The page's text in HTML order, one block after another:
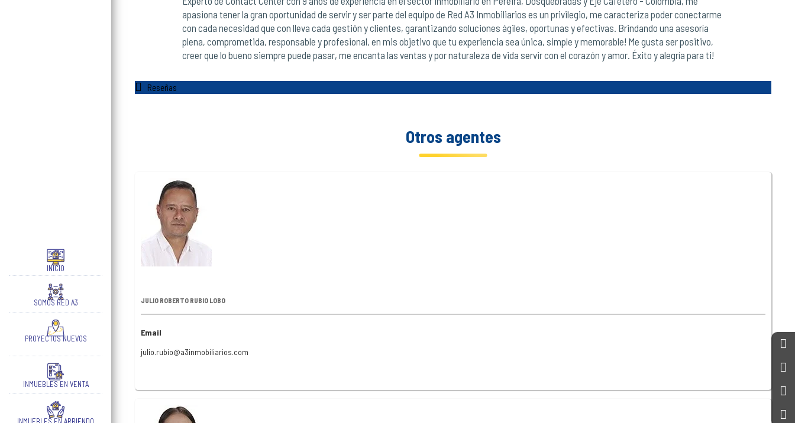
INICIO
SOMOS RED A3
PROYECTOS NUEVOS
INMUEBLES EN VENTA
INMUEBLES EN ARRIENDO
apasiona tener la gran oportunidad de servir y ser parte del equipo de Red A3 Inmobiliarios es un privilegio, me caracteriza poder conectarme
con cada necesidad que con lleva cada gestión y clientes, garantizando soluciones ágiles, oportunas y efectivas. Brindando una asesoría
plena, comprometida, responsable y profesional, en mis objetivo que tu experiencia sea única, simple y memorable! Me gusta ser positivo,
creer que lo bueno siempre puede pasar, me encanta las ventas y por naturaleza de vida servir con el corazón y amor. Éxito y alegría para ti!
Reseñas
Otros agentes
JULIO ROBERTO RUBIO LOBO
Email
julio.rubio@a3inmobiliarios.com